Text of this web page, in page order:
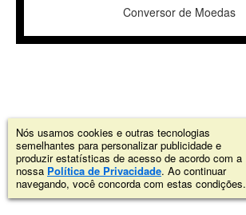
Conversor de Moedas
Nós usamos cookies e outras tecnologias
semelhantes para personalizar publicidade e
produzir estatísticas de acesso de acordo com a
nossa Política de Privacidade. Ao continuar
navegando, você concorda com estas condições.